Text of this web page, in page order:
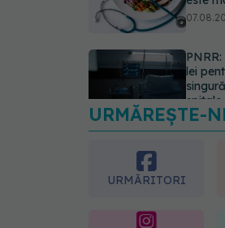
pe
"codul
URMĂREȘTE-
URMĂRITORI